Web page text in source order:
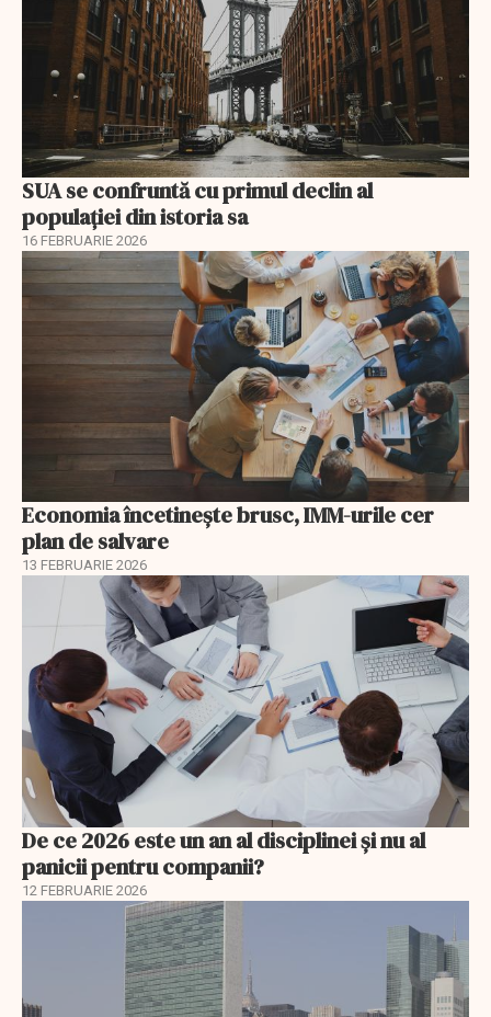
SUA se confruntă cu primul declin al
populației din istoria sa
16 FEBRUARIE 2026
Economia încetinește brusc, IMM-urile cer
plan de salvare
13 FEBRUARIE 2026
De ce 2026 este un an al disciplinei și nu al
panicii pentru companii?
12 FEBRUARIE 2026